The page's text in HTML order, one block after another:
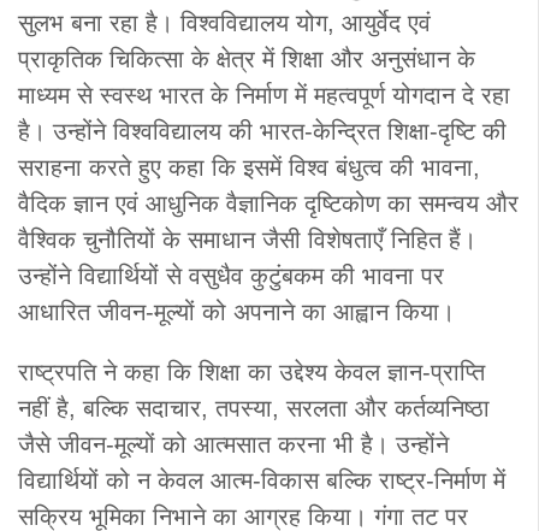
सुलभ बना रहा है। विश्वविद्यालय योग, आयुर्वेद एवं
प्राकृतिक चिकित्सा के क्षेत्र में शिक्षा और अनुसंधान के
माध्यम से स्वस्थ भारत के निर्माण में महत्वपूर्ण योगदान दे रहा
है। उन्होंने विश्वविद्यालय की भारत-केन्द्रित शिक्षा-दृष्टि की
सराहना करते हुए कहा कि इसमें विश्व बंधुत्व की भावना,
वैदिक ज्ञान एवं आधुनिक वैज्ञानिक दृष्टिकोण का समन्वय और
वैश्विक चुनौतियों के समाधान जैसी विशेषताएँ निहित हैं।
उन्होंने विद्यार्थियों से वसुधैव कुटुंबकम की भावना पर
आधारित जीवन-मूल्यों को अपनाने का आह्वान किया।
राष्ट्रपति ने कहा कि शिक्षा का उद्देश्य केवल ज्ञान-प्राप्ति
नहीं है, बल्कि सदाचार, तपस्या, सरलता और कर्तव्यनिष्ठा
जैसे जीवन-मूल्यों को आत्मसात करना भी है। उन्होंने
विद्यार्थियों को न केवल आत्म-विकास बल्कि राष्ट्र-निर्माण में
सक्रिय भूमिका निभाने का आग्रह किया। गंगा तट पर